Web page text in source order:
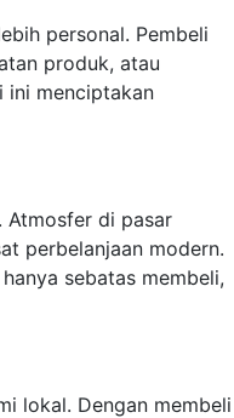
personal. Pembeli
produk, atau
ini menciptakan
Atmosfer di pasar
perbelanjaan modern.
sebatas membeli,
lokal. Dengan membeli